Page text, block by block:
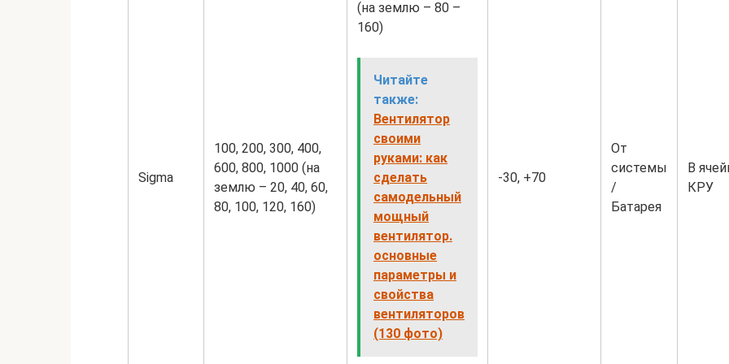
Sigma
100, 200, 300, 400,
600, 800, 1000 (на
землю – 20, 40, 60,
80, 100, 120, 160)
(на землю – 80 –
160)
Читайте
также:
Вентилятор
своими
руками: как
сделать
самодельный
мощный
вентилятор.
основные
параметры и
свойства
вентиляторов
(130 фото)
-30, +70
От
системы
/
Батарея
В
КРУ